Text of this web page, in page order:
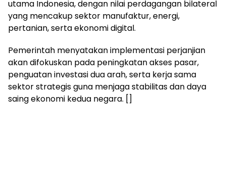
utama Indonesia, dengan nilai perdagangan bilateral
yang mencakup sektor manufaktur, energi,
pertanian, serta ekonomi digital.
Pemerintah menyatakan implementasi perjanjian
akan difokuskan pada peningkatan akses pasar,
penguatan investasi dua arah, serta kerja sama
sektor strategis guna menjaga stabilitas dan daya
saing ekonomi kedua negara. []